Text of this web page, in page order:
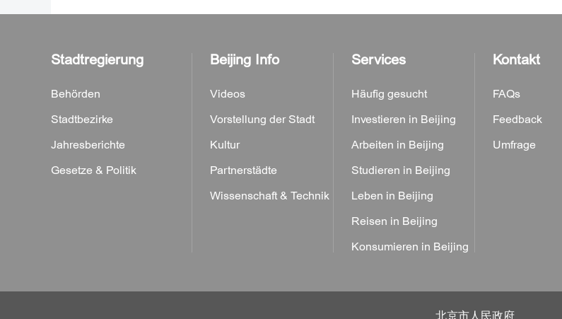
Stadtregierung
Behörden
Stadtbezirke
Jahresberichte
Gesetze & Politik
Beijing Info
Videos
Vorstellung der Stadt
Kultur
Partnerstädte
Wissenschaft & Technik
Services
Häufig gesucht
Investieren in Beijing
Arbeiten in Beijing
Studieren in Beijing
Leben in Beijing
Reisen in Beijing
Konsumieren in Beijing
Kontakt
FAQs
Feedback
Umfrage
北京市人民政府